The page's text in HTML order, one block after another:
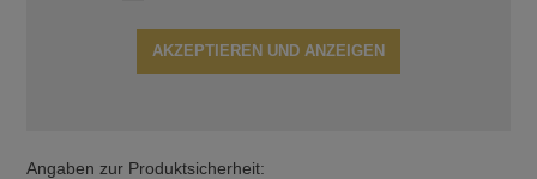
AKZEPTIEREN UND ANZEIGEN
Angaben zur Produktsicherheit: